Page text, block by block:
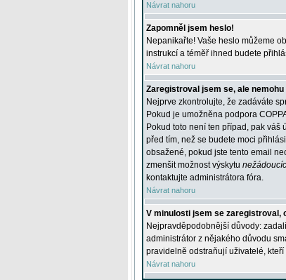
Návrat nahoru
Zapomněl jsem heslo!
Nepanikařte! Vaše heslo můžeme
instrukcí a téměř ihned budete
Návrat nahoru
Zaregistroval jsem se, ale
Nejprve zkontrolujte, že zadáváte
Pokud je umožněna podpora
Pokud toto není ten případ, pak váš
před tím, než se budete moci
obsažené, pokud jste tento email
zmenšit možnost výskytu
kontaktujte administrátora fóra.
Návrat nahoru
V minulosti jsem se zaregistroval,
Nejpravděpodobnější důvody:
administrátor z nějakého důvodu
pravidelně odstraňují uživatelé,
Návrat nahoru